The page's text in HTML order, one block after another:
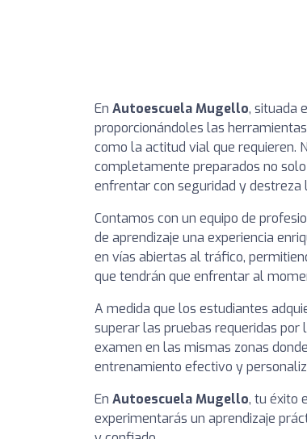
En Autoescuela Mugello, situada
proporcionándoles las
como la actitud vial que requieren.
completamente preparados no
enfrentar con seguridad y destreza
Contamos con un equipo de
de aprendizaje una experiencia
en vías abiertas al tráfico,
que tendrán que enfrentar al
A medida que los estudiantes
superar las pruebas requeridas por
examen en las mismas zonas
entrenamiento efectivo y
En Autoescuela Mugello, tu éxito
experimentarás un aprendizaje